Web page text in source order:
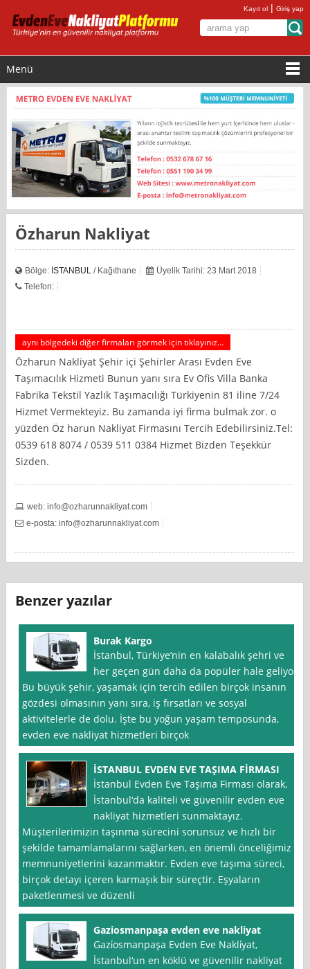
Kayıt ol |Giriş yap
Menü
Özharun Nakliyat
Bölge: İSTANBUL / Kağıthane
Üyelik Tarihi: 23 Mart 2018
Telefon:
aynı bölgedeki diğer firmaları görmek için tıklayınız...
Özharun Nakliyat Şehir içi Şehirler Arası Evden Eve
Taşımacılık Hizmeti Bunun yanı sıra Ev Ofis Villa Banka
Fabrika Tekstil Yazlık Taşımacılığı Türkiyenin 81 iline 7/24
Hizmet Vermekteyiz. Bu zamanda iyi firma bulmak zor. o
yüzden Öz harun Nakliyat Firmasını Tercih Edebilirsiniz.Tel:
0539 618 8074 / 0539 511 0384 Hizmet Bizden Teşekkür
Sizden.
web:info@ozharunnakliyat.com
e-posta:info@ozharunnakliyat.com
Benzer yazılar
Burak Kargo
İstanbul, Türkiye’nin en kalabalık şehri ve
her geçen gün daha da popüler hale geliyor.
Bu büyük şehir, yaşamak için tercih edilen birçok insanın
gözdesi olmasının yanı sıra, iş fırsatları ve sosyal
aktivitelerle de dolu. İşte bu yoğun yaşam temposunda,
evden eve nakliyat hizmetleri birçok
İSTANBUL EVDEN EVE TAŞIMA FİRMASI
İstanbul Evden Eve Taşıma Firması olarak,
İstanbul‘da kaliteli ve güvenilir evden eve
nakliyat hizmetleri sunmaktayız.
Müşterilerimizin taşınma sürecini sorunsuz ve hızlı bir
şekilde tamamlamalarını sağlarken, en önemli önceliğimiz
memnuniyetlerini kazanmaktır. Evden eve taşıma süreci,
birçok detayı içeren karmaşık bir süreçtir. Eşyaların
paketlenmesi ve düzenli
Gaziosmanpaşa evden eve nakliyat
Gazi̇osmanpaşa Evden Eve Nakli̇yat,
İstanbul‘un en köklü ve güvenilir nakliyat